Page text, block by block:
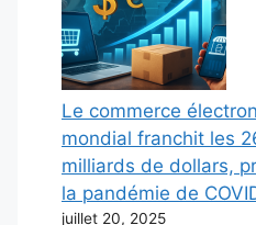
Le commerce
mondial franchit les
milliards de dollars,
la pandémie de
juillet 20, 2025